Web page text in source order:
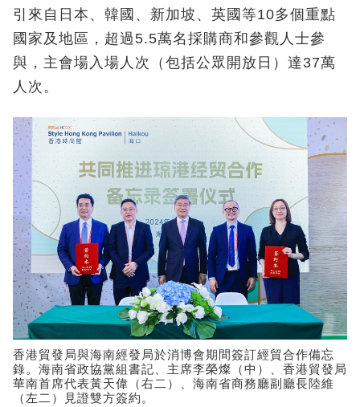
引來自日本、韓國、新加坡、英國等10多個重點
國家及地區，超過5.5萬名採購商和參觀人士參
與，主會場入場人次（包括公眾開放日）達37萬
人次。
香港貿發局與海南經發局於消博會期間簽訂經貿合作備忘
錄。海南省政協黨組書記、主席李榮燦（中）、香港貿發局
華南首席代表黃天偉（右二）、海南省商務廳副廳長陸維
（左二）見證雙方簽約。